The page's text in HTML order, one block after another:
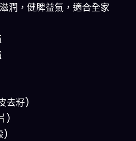
潤，健脾益氣，適合全家
去籽)
)
)